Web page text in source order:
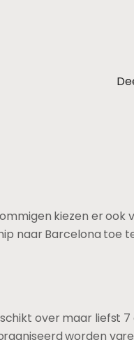
kiezen er ook
naar Barcelona toe
over maar liefst
worden